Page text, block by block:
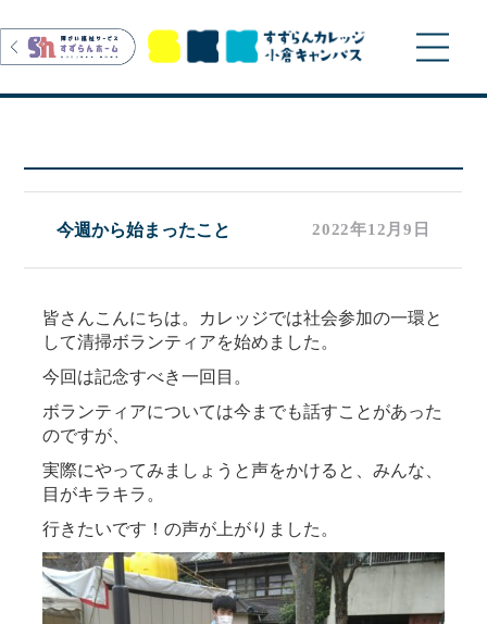
今週から始まったこと 2022年12月9日
皆さんこんにちは。カレッジでは社会参加の一環と
して清掃ボランティアを始めました。
今回は記念すべき一回目。
ボランティアについては今までも話すことがあった
のですが、
実際にやってみましょうと声をかけると、みんな、
目がキラキラ。
行きたいです！の声が上がりました。